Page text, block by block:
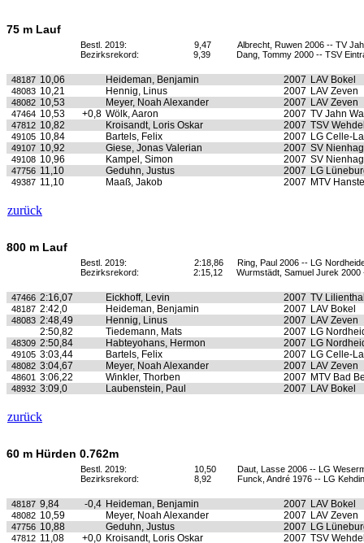
75 m Lauf
Bestl. 2019: 9,47
Albrecht, Ruwen 2006 -- TV
Bezirksrekord:
9,39 Dang, Tommy 2000 -- TSV
48187 10,06 Heideman, Benjamin 2007 LAV Bokel
48083 10,21 Hennig, Linus 2007 LAV Zeven
48082 10,53 Meyer, Noah Alexander 2007 LAV Zeven
47464 10,53 +0,8 Wölk, Aaron 2007 TV Jahn
47812 10,82 Kroisandt, Loris Oskar 2007 TSV
49105 10,84 Bartels, Felix 2007 LG Celle-
49107 10,92 Giese, Jonas Valerian 2007 SV
49108 10,96 Kampel, Simon 2007 SV
47756 11,10 Geduhn, Justus 2007 LG
49387 11,10 Maaß, Jakob 2007 MTV
zurück
800 m Lauf
Bestl. 2019: 2:18,86
Ring, Paul 2006 -- LG
Bezirksrekord:
2:15,12 Wurmstädt, Samuel Jurek
47466 2:16,07 Eickhoff, Levin 2007 TV
48187 2:42,0 Heideman, Benjamin 2007 LAV Bokel
48083 2:48,49 Hennig, Linus 2007 LAV Zeven
2:50,82
Tiedemann, Mats 2007 LG
48309 2:50,84 Habteyohans, Hermon 2007 LG
49105 3:03,44 Bartels, Felix 2007 LG Celle-
48082 3:04,67 Meyer, Noah Alexander 2007 LAV Zeven
48601 3:06,22 Winkler, Thorben 2007 MTV Bad
48932 3:09,0 Laubenstein, Paul 2007 LAV Bokel
zurück
60 m Hürden 0.762m
Bestl. 2019: 10,50
Daut, Lasse 2006 -- LG
Bezirksrekord:
8,92 Funck, André 1976 -- LG
48187 9,84 -0,4 Heideman, Benjamin 2007 LAV Bokel
48082 10,59 Meyer, Noah Alexander 2007 LAV Zeven
47756 10,88 Geduhn, Justus 2007 LG
47812 11,08 +0,0 Kroisandt, Loris Oskar 2007 TSV